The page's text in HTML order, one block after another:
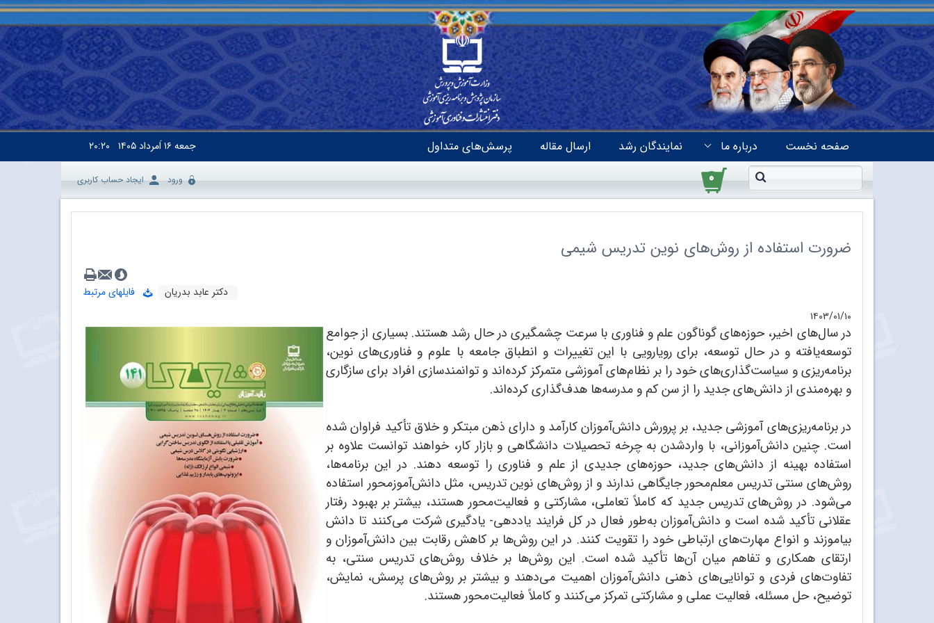
صفحه نخست درباره ما نمایندگان رشد ارسال مقاله پرسش‌های متداول جمعه۱۶ اَمرداد ۱۴۰۵ ۲۰:۲۰
۰ ورود ایجاد حساب کاربری
ضرورت استفاده از روش‌های نوین تدریس شیمی
دکتر عابد بدریان
فایلهای مرتبط
۱۴۰۳/۰۱/۱۰
در سال‌های اخیر، حوزه‌های گوناگون علم و فناوری با سرعت چشمگیری در حال رشد هستند. بسیاری از جوامع
توسعه‌یافته و در حال توسعه، برای رویارویی با این تغییرات و انطباق جامعه با علوم و فناوری‌های نوین،
برنامه‌ریزی و سیاست‌گذاری‌های خود را بر نظام‌های آموزشی متمرکز کرده‌اند و توانمندسازی افراد برای سازگاری
و بهره‌مندی از دانش‌های جدید را از سن کم و مدرسه‌ها هدف‌گذاری کرده‌اند.
در برنامه‌ریزی‌های آموزشی جدید، بر پرورش دانش‌آموزان کارآمد و دارای ذهن مبتکر و خلاق تأکید فراوان شده
است. چنین دانش‌آموزانی، با واردشدن به چرخه تحصیلات دانشگاهی و بازار کار، خواهند توانست علاوه بر
استفاده بهینه از دانش‌های جدید، حوزه‌های جدیدی از علم و فناوری را توسعه دهند. در این برنامه‌ها،
روش‌های سنتی تدریس معلم‌محور جایگاهی ندارند و از روش‌های نوین تدریس، مثل دانش‌آموزمحور استفاده
می‌شود. در روش‌های تدریس جدید که کاملاً تعاملی، مشارکتی و فعالیت‌محور هستند، بیشتر بر بهبود رفتار
عقلانی تأکید شده است و دانش‌آموزان به‌طور فعال در کل فرایند یاددهی- یادگیری شرکت می‌کنند تا دانش
بیاموزند و انواع مهارت‌های ارتباطی خود را تقویت کنند. در این روش‌ها بر کاهش رقابت بین دانش‌آموزان و
ارتقای همکاری و تفاهم میان آن‌ها تأکید شده است. این روش‌ها بر خلاف روش‌های تدریس سنتی، به
تفاوت‌های فردی و توانایی‌های ذهنی دانش‌آموزان اهمیت می‌دهند و بیشتر بر روش‌های پرسش، نمایش،
توضیح، حل مسئله، فعالیت عملی و مشارکتی تمرکز می‌کنند و کاملاً فعالیت‌محور هستند.